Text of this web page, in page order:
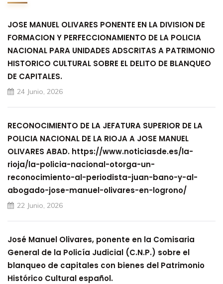
JOSE MANUEL OLIVARES PONENTE EN LA DIVISION DE
FORMACION Y PERFECCIONAMIENTO DE LA POLICIA
NACIONAL PARA UNIDADES ADSCRITAS A PATRIMONIO
HISTORICO CULTURAL SOBRE EL DELITO DE BLANQUEO
DE CAPITALES.
24 Junio, 2026
RECONOCIMIENTO DE LA JEFATURA SUPERIOR DE LA
POLICIA NACIONAL DE LA RIOJA A JOSE MANUEL
OLIVARES ABAD. https://www.noticiasde.es/la-
rioja/la-policia-nacional-otorga-un-
reconocimiento-al-periodista-juan-bano-y-al-
abogado-jose-manuel-olivares-en-logrono/
22 Junio, 2026
José Manuel Olivares, ponente en la Comisaria
General de la Policía Judicial (C.N.P.) sobre el
blanqueo de capitales con bienes del Patrimonio
Histórico Cultural español.